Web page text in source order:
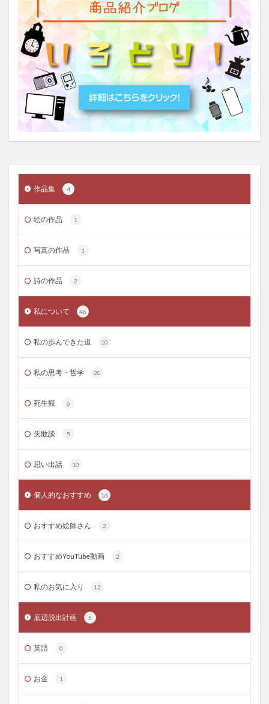
作品集 4
絵の作品 1
写真の作品 1
詩の作品 2
私について 46
私の歩んできた道 10
私の思考・哲学 20
死生観 6
失敗談 5
思い出話 10
個人的なおすすめ 16
おすすめ絵師さん 2
おすすめYouTube動画 2
私のお気に入り 12
底辺脱出計画 5
英語 0
お金 1